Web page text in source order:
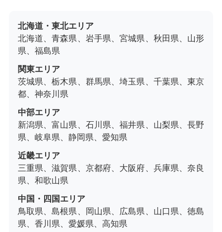
北海道・東北エリア
北海道、青森県、岩手県、宮城県、秋田県、山形
県、福島県
関東エリア
茨城県、栃木県、群馬県、埼玉県、千葉県、東京
都、神奈川県
中部エリア
新潟県、富山県、石川県、福井県、山梨県、長野
県、岐阜県、静岡県、愛知県
近畿エリア
三重県、滋賀県、京都府、大阪府、兵庫県、奈良
県、和歌山県
中国・四国エリア
鳥取県、島根県、岡山県、広島県、山口県、徳島
県、香川県、愛媛県、高知県